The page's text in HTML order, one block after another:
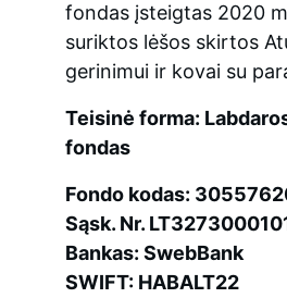
fondas įsteigtas 2020
suriktos lėšos skirtos
gerinimui ir kovai su
Teisinė forma:
fondas
Fondo kodas:
Sąsk. Nr.
Bankas: SwebBank
SWIFT: HABALT22